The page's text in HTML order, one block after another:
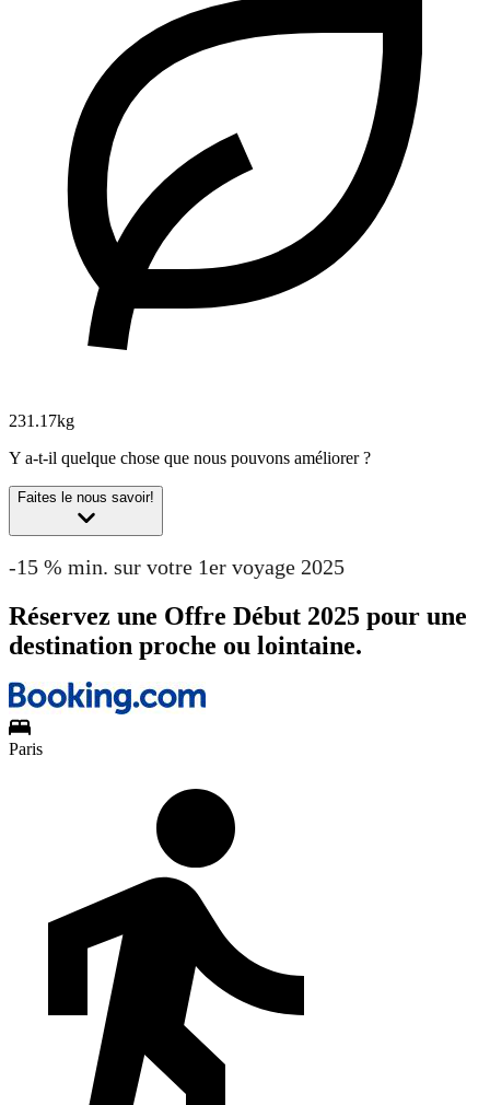
231.17kg
Y a-t-il quelque chose que nous pouvons améliorer ?
Faites le nous savoir!
-15 % min. sur votre 1er voyage 2025
Réservez une Offre Début 2025 pour une
destination proche ou lointaine.
Paris